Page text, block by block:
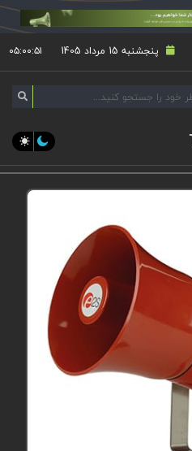
پنجشنبه 15 مرداد 1405 ۰۵:۰۰:۵۱